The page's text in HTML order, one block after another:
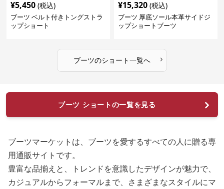
¥5,450 (税込)
ブーツ ベルト付きトングストラ
ップショート
¥15,320 (税込)
ブーツ 厚底ソール本革サイドジ
ップショートブーツ
ブーツのショート一覧へ ›
ブーツ ショートの一覧を見る
ブーツマーケットは、ブーツを愛するすべての人に贈る専
用通販サイトです。
豊富な品揃えと、トレンドを意識したデザインが魅力で、
カジュアルからフォーマルまで、さまざまなスタイルにマ